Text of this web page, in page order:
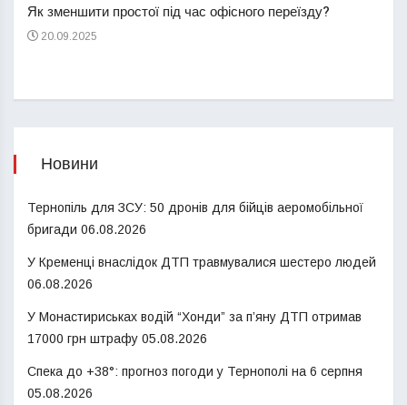
Як зменшити простої під час офісного переїзду?
20.09.2025
Новини
Тернопіль для ЗСУ: 50 дронів для бійців аеромобільної
бригади 06.08.2026
У Кременці внаслідок ДТП травмувалися шестеро людей
06.08.2026
У Монастириськах водій “Хонди” за п’яну ДТП отримав
17000 грн штрафу 05.08.2026
Спека до +38°: прогноз погоди у Тернополі на 6 серпня
05.08.2026